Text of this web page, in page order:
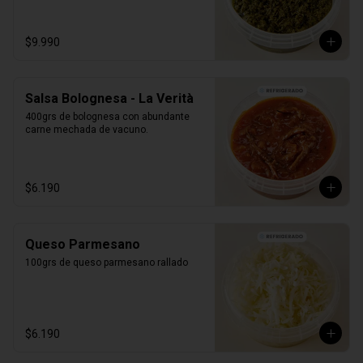
$9.990
Salsa Bolognesa - La Verità
400grs de bolognesa con abundante
carne mechada de vacuno.
$6.190
Queso Parmesano
100grs de queso parmesano rallado
$6.190